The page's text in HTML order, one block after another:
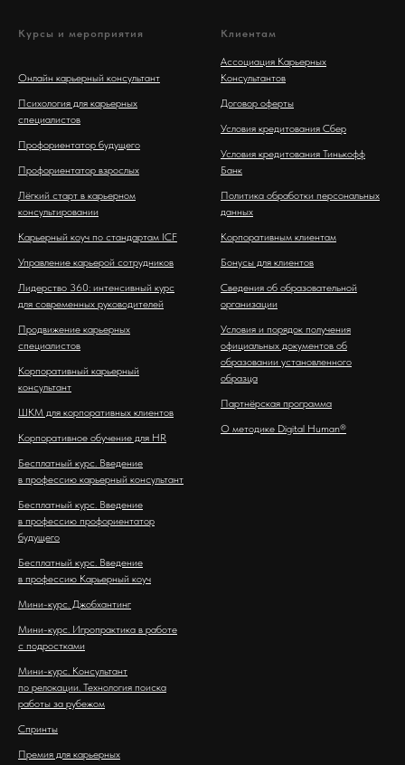
Курсы и мероприятия
Онлайн карьерный консультант
Психология для карьерных
специалистов
Профориентатор будущего
Профориентатор взрослых
Лёгкий старт в карьерном
консультировании
Карьерный коуч по стандартам ICF
Управление карьерой сотрудников
Лидерство 360: интенсивный курс
для современных руководителей
Продвижение карьерных
специалистов
Корпоративный карьерный
консультант
ШКМ для корпоративных клиентов
Корпоративное обучение для HR
Бесплатный курс. Введение
в профессию карьерный консультант
Бесплатный курс. Введение
в профессию профориентатор
будущего
Бесплатный курс. Введение
в профессию Карьерный коуч
Мини-курс. Джобхантинг
Мини-курс. Игропрактика в работе
с подростками
Мини-курс. Консультант
по релокации. Технология поиска
работы за рубежом
Спринты
Премия для карьерных
Клиентам
Ассоциация Карьерных
Консультантов
Договор оферты
Условия кредитования Сбер
Условия кредитования Тинькофф
Банк
Политика обработки персональных
данных
Корпоративным клиентам
Бонусы для клиентов
Сведения об образовательной
организации
Условия и порядок получения
официальных документов об
образовании установленного
образца
Партнёрская программа
О методике Digital Human®